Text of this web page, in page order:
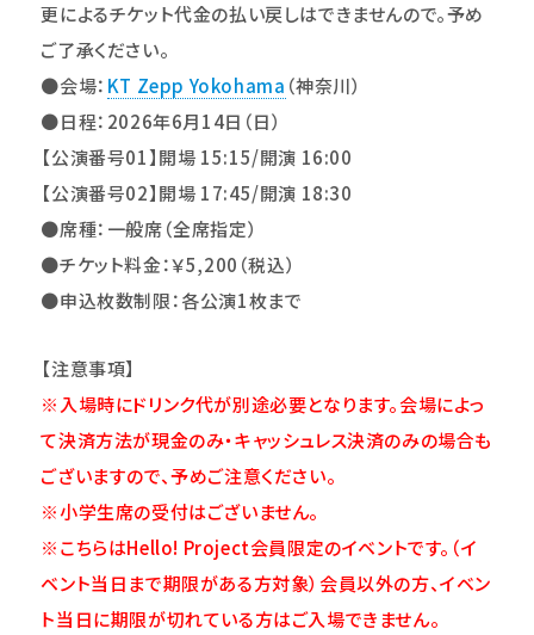
更によるチケット代金の払い戻しはできませんので。予め
ご了承ください。
●会場： KT Zepp Yokohama （神奈川）
●日程：2026年6月14日（日）
【公演番号01】開場 15:15/開演 16:00
【公演番号02】開場 17:45/開演 18:30
●席種：一般席（全席指定）
●チケット料金：￥5,200（税込）
●申込枚数制限：各公演1枚まで
【注意事項】
※入場時にドリンク代が別途必要となります。会場によっ
て決済方法が現金のみ・キャッシュレス決済のみの場合も
ございますので、予めご注意ください。
※小学生席の受付はございません。
※こちらはHello! Project会員限定のイベントです。（イ
ベント当日まで期限がある方対象）会員以外の方、イベン
ト当日に期限が切れている方はご入場できません。